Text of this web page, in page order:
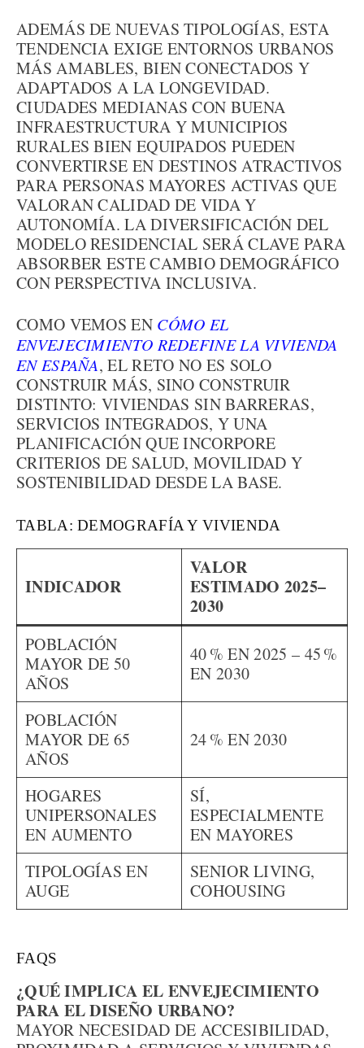
ADEMÁS DE NUEVAS TIPOLOGÍAS, ESTA
TENDENCIA EXIGE ENTORNOS URBANOS
MÁS AMABLES, BIEN CONECTADOS Y
ADAPTADOS A LA LONGEVIDAD.
CIUDADES MEDIANAS CON BUENA
INFRAESTRUCTURA Y MUNICIPIOS
RURALES BIEN EQUIPADOS PUEDEN
CONVERTIRSE EN DESTINOS ATRACTIVOS
PARA PERSONAS MAYORES ACTIVAS QUE
VALORAN CALIDAD DE VIDA Y
AUTONOMÍA. LA DIVERSIFICACIÓN DEL
MODELO RESIDENCIAL SERÁ CLAVE PARA
ABSORBER ESTE CAMBIO DEMOGRÁFICO
CON PERSPECTIVA INCLUSIVA.
COMO VEMOS EN CÓMO EL
ENVEJECIMIENTO REDEFINE LA VIVIENDA
EN ESPAÑA, EL RETO NO ES SOLO
CONSTRUIR MÁS, SINO CONSTRUIR
DISTINTO: VIVIENDAS SIN BARRERAS,
SERVICIOS INTEGRADOS, Y UNA
PLANIFICACIÓN QUE INCORPORE
CRITERIOS DE SALUD, MOVILIDAD Y
SOSTENIBILIDAD DESDE LA BASE.
TABLA: DEMOGRAFÍA Y VIVIENDA
INDICADOR
VALOR
ESTIMADO 2025–
2030
POBLACIÓN
MAYOR DE 50
AÑOS
40 % EN 2025 – 45 %
EN 2030
POBLACIÓN
MAYOR DE 65
AÑOS
24 % EN 2030
HOGARES
UNIPERSONALES
EN AUMENTO
SÍ,
ESPECIALMENTE
EN MAYORES
TIPOLOGÍAS EN
AUGE
SENIOR LIVING,
COHOUSING
FAQS
¿QUÉ IMPLICA EL ENVEJECIMIENTO
PARA EL DISEÑO URBANO?
MAYOR NECESIDAD DE ACCESIBILIDAD,